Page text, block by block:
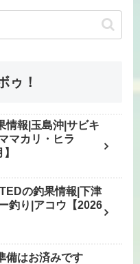
ゥ！
情報|玉島沖|サビキ
マカリ・ヒラ
の釣果情報|下津
釣り|アコウ【2026
備はお済みです